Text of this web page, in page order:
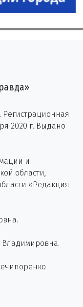
Регистрационная
2020 г. Выдано
и
области,
«Редакция
Владимировна.